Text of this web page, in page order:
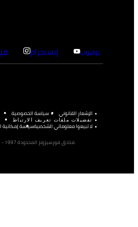
إنستجرام يوتيوب
الإشعار القانوني سياسة الخصوصية
تفضيلات ملفات تعريف الارتباط
لا تبيعوا معلوماتي الشخصيةسياسة إمكانية
©فنادق فورسيزونز المحدودة 1997 - 2026. جميع الحقوق محفوظة.